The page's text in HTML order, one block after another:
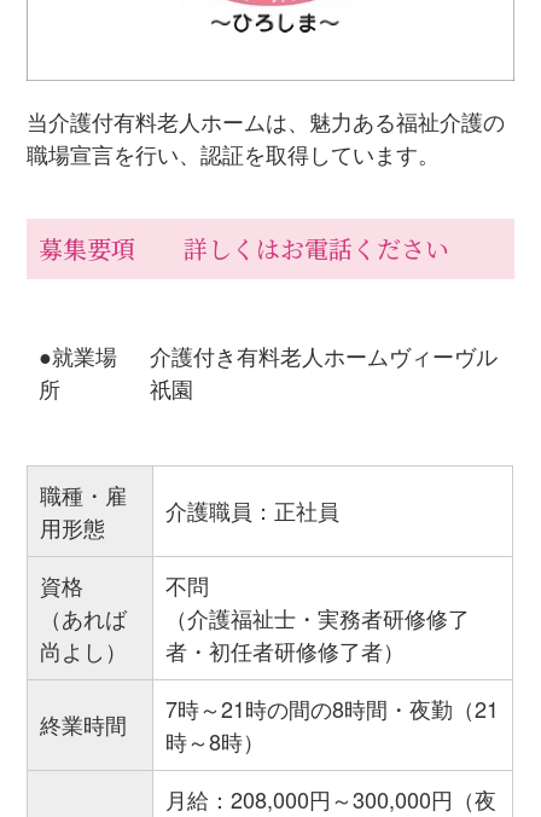
当介護付有料老人ホームは、魅力ある福祉介護の
職場宣言を行い、認証を取得しています。
募集要項 詳しくはお電話ください
●就業場
所
介護付き有料老人ホームヴィーヴル
祇園
職種・雇
用形態
介護職員：正社員
資格
（あれば
尚よし）
不問
（介護福祉士・実務者研修修了
者・初任者研修修了者）
終業時間
7時～21時の間の8時間・夜勤（21
時～8時）
月給：208,000円～300,000円（夜